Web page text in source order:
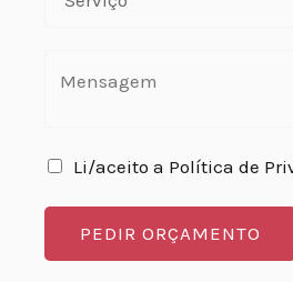
Li/aceito a Política de
PEDIR ORÇAMENTO